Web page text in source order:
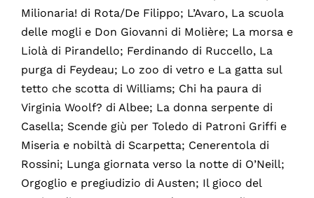
Milionaria! di Rota/De Filippo; L’Avaro, La scuola
delle mogli e Don Giovanni di Molière; La morsa e
Liolà di Pirandello; Ferdinando di Ruccello, La
purga di Feydeau; Lo zoo di vetro e La gatta sul
tetto che scotta di Williams; Chi ha paura di
Virginia Woolf? di Albee; La donna serpente di
Casella; Scende giù per Toledo di Patroni Griffi e
Miseria e nobiltà di Scarpetta; Cenerentola di
Rossini; Lunga giornata verso la notte di O’Neill;
Orgoglio e pregiudizio di Austen; Il gioco del